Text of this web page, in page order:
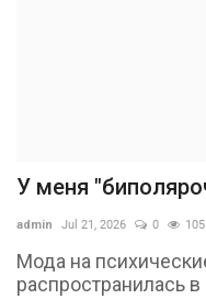
У меня
admin Jul 21, 2026 0 105
Мода на
распространилась